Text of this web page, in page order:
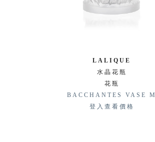
LALIQUE
水晶花瓶
花瓶
BACCHANTES VASE M
登入查看價格